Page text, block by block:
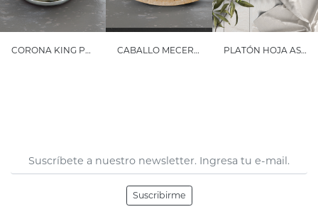
CORONA KING PLATEADA GRANDE CABALLO MECERONTE PLATÓN HOJA ASPEN
Suscribirme